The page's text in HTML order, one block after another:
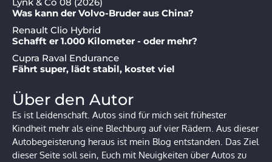
Was kann der Volvo-Bruder aus China?
Renault Clio Hybrid
Schafft er 1.000 Kilometer - oder mehr?
Cupra Raval Endurance
Fährt super, lädt stabil, kostet viel
Über den Autor
Es ist Leidenschaft. Autos sind für mich seit frühester
Kindheit mehr als eine Blechburg auf vier Rädern. Aus dieser
Autobegeisterung heraus ist mein Blog entstanden. Das Ziel
dieser Seite soll sein, Euch mit Neuigkeiten über Autos zu